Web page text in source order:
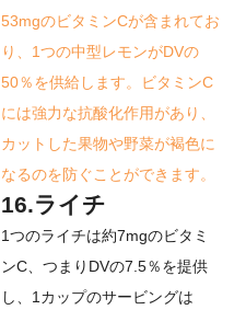
53mgのビタミンCが含まれてお
り、1つの中型レモンがDVの
50％を供給します。ビタミンC
には強力な抗酸化作用があり、
カットした果物や野菜が褐色に
なるのを防ぐことができます。
16.ライチ
1つのライチは約7mgのビタミ
ンC、つまりDVの7.5％を提供
し、1カップのサービングは